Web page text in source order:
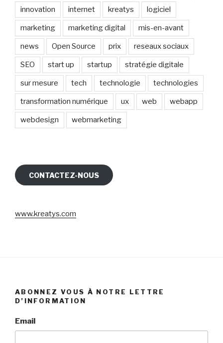
innovation internet kreatys logiciel
marketing marketing digital mis-en-avant
news Open Source prix reseaux sociaux
SEO start up startup stratégie digitale
sur mesure tech technologie technologies
transformation numérique ux web webapp
webdesign webmarketing
CONTACTEZ-NOUS
www.kreatys.com
ABONNEZ VOUS À NOTRE LETTRE
D’INFORMATION
Email